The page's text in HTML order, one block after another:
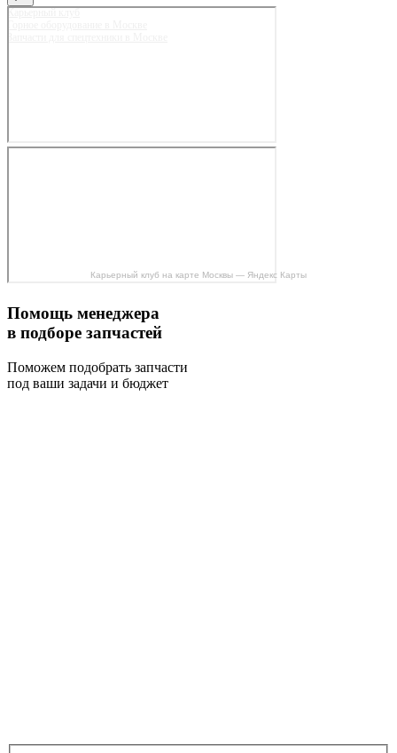
Карьерный клуб на карте Москвы — Яндекс Карты
Помощь менеджера
в подборе запчастей
Поможем подобрать запчасти
под ваши задачи и бюджет